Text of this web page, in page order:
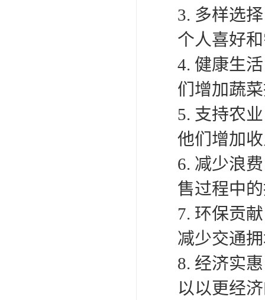
3. 多样选
个人喜好
4. 健康生
们增加蔬
5. 支持农
他们增加
6. 减少浪
售过程中
7. 环保贡
减少交通
8. 经济实
以以更经